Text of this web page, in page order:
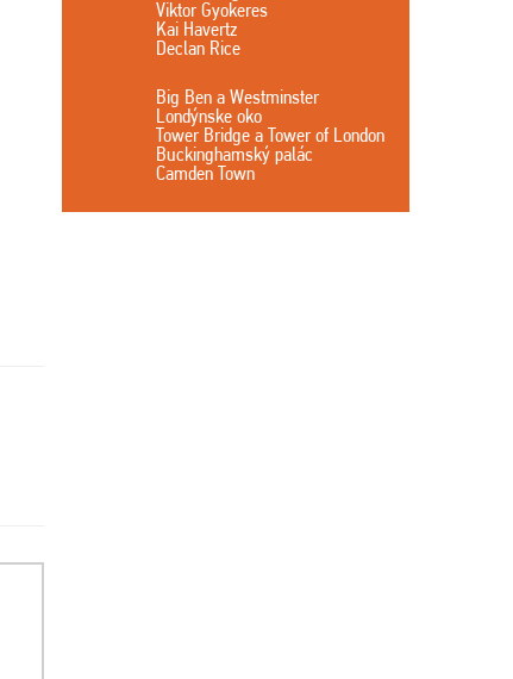
Viktor Gyokeres
Kai Havertz
Declan Rice
Big Ben a Westminster
Londýnske oko
Tower Bridge a Tower of London
Buckinghamský palác
Camden Town